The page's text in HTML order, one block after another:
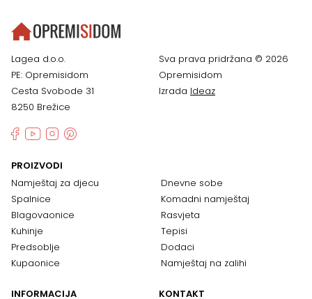
Lagea d.o.o.
PE: Opremisidom
Cesta Svobode 31
8250 Brežice
Sva prava pridržana © 2026
Opremisidom
Izrada Ideaz
PROIZVODI
Namještaj za djecu
Spalnice
Blagovaonice
Kuhinje
Predsoblje
Kupaonice
Dnevne sobe
Komadni namještaj
Rasvjeta
Tepisi
Dodaci
Namještaj na zalihi
INFORMACIJA KONTAKT